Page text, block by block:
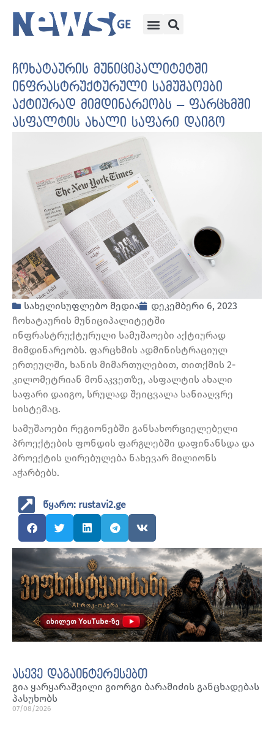
ჩოხატაურის მუნიციპალიტეტში
ინფრასტრუქტურული სამუშაოები
აქტიურად მიმდინარეობს – ფარცხმში
ასფალტის ახალი საფარი დაიგო
სახელისუფლებო მედია
დეკემბერი 6, 2023
ჩოხატაურის მუნიციპალიტეტში
ინფრასტრუქტურული სამუშაოები აქტიურად
მიმდინარეობს. ფარცხმის ადმინისტრაციულ
ერთეულში, ხანის მიმართულებით, თითქმის 2-
კილომეტრიან მონაკვეთზე, ასფალტის ახალი
საფარი დაიგო, სრულად შეიცვალა სანიაღვრე
სისტემაც.
სამუშაოები რეგიონებში განსახორციელებელი
პროექტების ფონდის ფარგლებში დაფინანსდა და
პროექტის ღირებულება ნახევარ მილიონს
აჭარბებს.
წყარო: rustavi2.ge
ასევე დაგაინტერესებთ
გია ყარყარაშვილი გიორგი ბარამიძის განცხადებას
პასუხობს
07/08/2026